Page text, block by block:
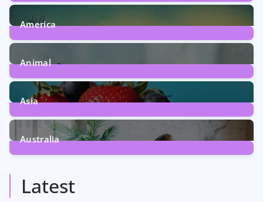
6Posts
America
5Posts
Animal
13Posts
Asia
5Posts
Australia
Latest